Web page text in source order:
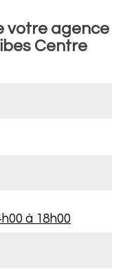
votre agence
Centre
à 18h00